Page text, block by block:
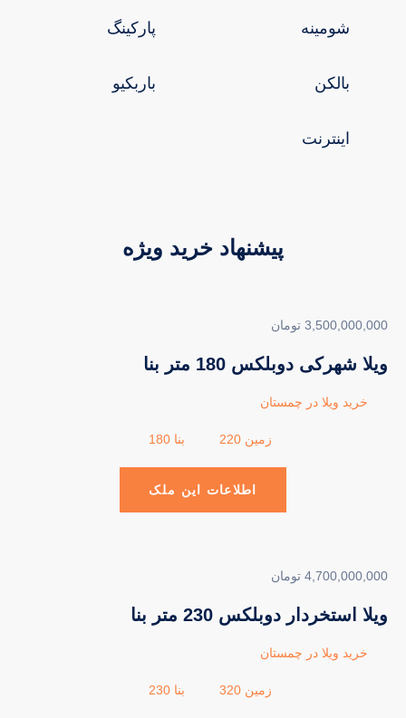
شومینه پارکینگ
بالکن باربکیو
اینترنت
پیشنهاد خرید ویژه
3,500,000,000 تومان
ویلا شهرکی دوبلکس 180 متر بنا
خرید ویلا در چمستان
زمین 220 بنا 180
اطلاعات این ملک
4,700,000,000 تومان
ویلا استخردار دوبلکس 230 متر بنا
خرید ویلا در چمستان
زمین 320 بنا 230